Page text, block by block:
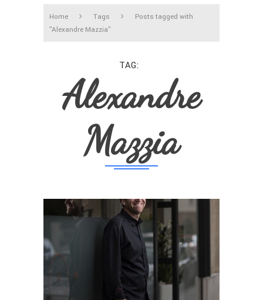
Home Tags
Posts tagged with
"Alexandre Mazzia"
TAG
Alexandre
Mazzia